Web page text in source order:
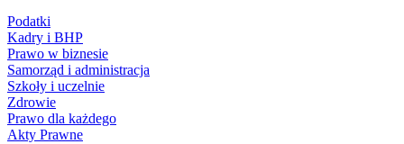
Podatki
Kadry i BHP
Prawo w biznesie
Samorząd i administracja
Szkoły i uczelnie
Zdrowie
Prawo dla każdego
Akty Prawne